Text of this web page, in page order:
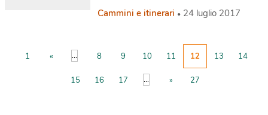
Cammini e itinerari 24 luglio 2017
1 « ... 8 9 10 11 12 13 14
15 16 17 ... » 27